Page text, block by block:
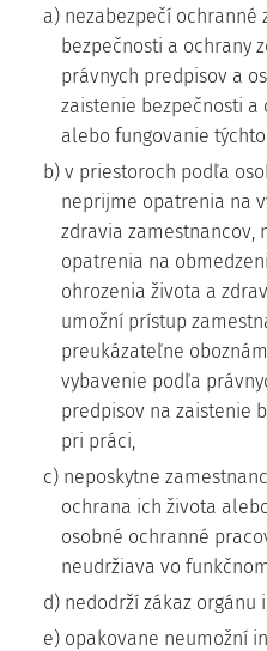
a) nezabezpečí ochranné
bezpečnosti a ochrany
právnych predpisov a
zaistenie bezpečnosti
alebo fungovanie
b) v priestoroch podľa
neprijme opatrenia na
zdravia zamestnancov,
opatrenia na
ohrozenia života a
umožní prístup
preukázateľne
vybavenie podľa
predpisov na zaistenie
pri práci,
c) neposkytne
ochrana ich života
osobné ochranné
neudržiava vo
d) nedodrží zákaz orgánu
e) opakovane neumožní